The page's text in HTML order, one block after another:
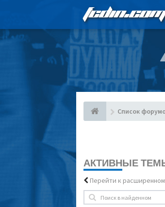
FCDIN.COM
Список
АКТИВНЫЕ
Перейти к